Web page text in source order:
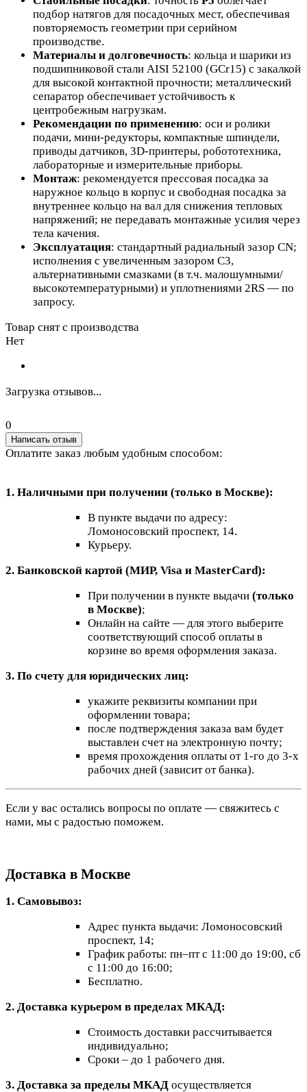
подбор натягов для посадочных мест, обеспечивая
повторяемость геометрии при серийном
производстве.
Материалы и долговечность: кольца и шарики из
подшипниковой стали AISI 52100 (GCr15) с закалкой
для высокой контактной прочности; металлический
сепаратор обеспечивает устойчивость к
центробежным нагрузкам.
Рекомендации по применению: оси и ролики
подачи, мини‑редукторы, компактные шпиндели,
приводы датчиков, 3D‑принтеры, робототехника,
лабораторные и измерительные приборы.
Монтаж: рекомендуется прессовая посадка за
наружное кольцо в корпус и свободная посадка за
внутреннее кольцо на вал для снижения тепловых
напряжений; не передавать монтажные усилия через
тела качения.
Эксплуатация: стандартный радиальный зазор CN;
исполнения с увеличенным зазором C3,
альтернативными смазками (в т.ч. малошумными/
высокотемпературными) и уплотнениями 2RS — по
запросу.
Товар снят с производства
Нет
Загрузка отзывов...
0
Написать отзыв
Оплатите заказ любым удобным способом:
1. Наличными при получении (только в Москве):
В пункте выдачи по адресу:
Ломоносовский проспект, 14.
Курьеру.
2. Банковской картой (МИР, Visa и MasterCard):
При получении в пункте выдачи (только
в Москве);
Онлайн на сайте — для этого выберите
соответствующий способ оплаты в
корзине во время оформления заказа.
3. По счету для юридических лиц:
укажите реквизиты компании при
оформлении товара;
после подтверждения заказа вам будет
выставлен счет на электронную почту;
время прохождения оплаты от 1-го до 3-х
рабочих дней (зависит от банка).
Если у вас остались вопросы по оплате — свяжитесь с
нами, мы с радостью поможем.
Доставка в Москве
1. Самовывоз:
Адрес пункта выдачи: Ломоносовский
проспект, 14;
График работы: пн–пт с 11:00 до 19:00, сб
с 11:00 до 16:00;
Бесплатно.
2. Доставка курьером в пределах МКАД:
Стоимость доставки рассчитывается
индивидуально;
Сроки – до 1 рабочего дня.
3. Доставка за пределы МКАД осуществляется